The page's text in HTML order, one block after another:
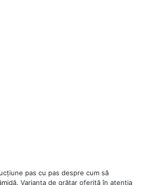
pas cu pas despre cum să
Varianta de grătar oferită în atenția